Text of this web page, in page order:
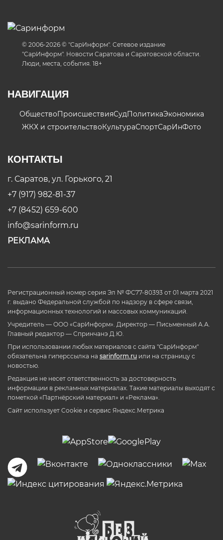
© 2006-2026 © "СарИнформ". Сетевое издание
"СарИнформ". Новости Саратова и Саратовской области.
Люди, места, события. 18+
НАВИГАЦИЯ
ОбществоПроисшествияСудПолитикаЭкономика
ЖКХ и строительствоКультураСпортСарИнФото
КОНТАКТЫ
г. Саратов, ул. Горького, 21
+7 (917) 982-81-37
+7 (8452) 659-600
info@sarinform.ru
РЕКЛАМА
Регистрационный номер серия Эл № ФС77-80393 от 01 марта 2021
г. выдано Федеральной службой по надзору в сфере связи,
информационных технологий и массовых коммуникаций.
Учредитель — ООО «СарИнформ». Директор — Письменный А.А.
Главный редактор — Спринчанэ Д.Ю.
При использовании любых материалов с сайта "СарИнформ"
обязательна гиперссылка на sarinform.ru или на страницу с
новостью.
Редакция не несет ответственность за достоверность
информации в рекламных материалах. Такие материалы выходят с
пометкой «Партнёрский материал» и «Реклама».
Сайт использует Cookie и сервиc Яндекс.Метрика